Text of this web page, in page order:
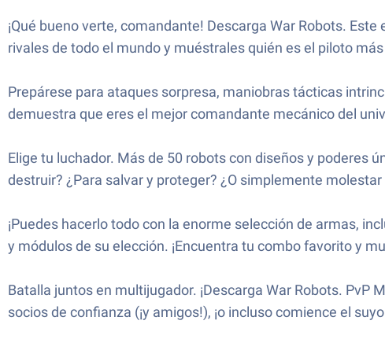
¡Qué bueno verte, comandante! Descarga War Robots.
rivales de todo el mundo y muéstrales quién es el piloto
Prepárese para ataques sorpresa, maniobras tácticas
demuestra que eres el mejor comandante mecánico del
Elige tu luchador. Más de 50 robots con diseños y poderes
destruir? ¿Para salvar y proteger? ¿O simplemente
¡Puedes hacerlo todo con la enorme selección de armas,
y módulos de su elección. ¡Encuentra tu combo favorito y
Batalla juntos en multijugador. ¡Descarga War Robots.
socios de confianza (¡y amigos!), ¡o incluso comience el